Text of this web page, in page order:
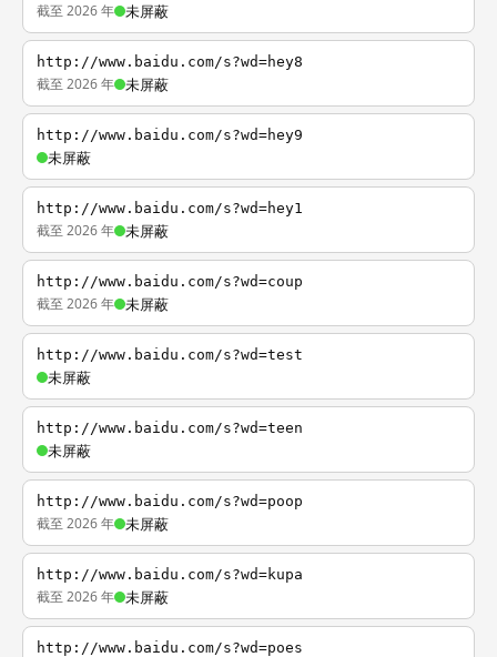
截至 2026 年 未屏蔽
http://www.baidu.com/s?wd=hey8
截至 2026 年 未屏蔽
http://www.baidu.com/s?wd=hey9
未屏蔽
http://www.baidu.com/s?wd=hey1
截至 2026 年 未屏蔽
http://www.baidu.com/s?wd=coup
截至 2026 年 未屏蔽
http://www.baidu.com/s?wd=test
未屏蔽
http://www.baidu.com/s?wd=teen
未屏蔽
http://www.baidu.com/s?wd=poop
截至 2026 年 未屏蔽
http://www.baidu.com/s?wd=kupa
截至 2026 年 未屏蔽
http://www.baidu.com/s?wd=poes